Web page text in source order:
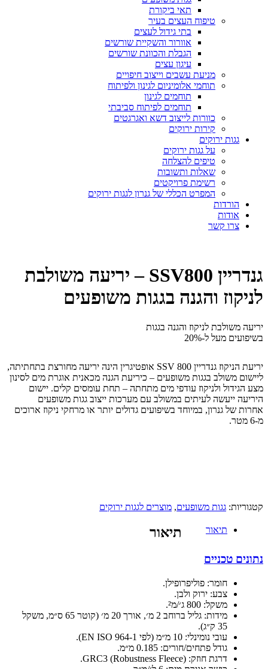
תאי ביקורת
טיפוח העצים בעיר
בתי גידול לעצים
אוורור והשקיית שורשים
הגבלת והכוונת שורשים
עיגון עצים
מניעת עשבים וייצוב חיפויים
תוחמי אלומיניום לגינון ולפיתוח
תוחמים לגינון
תוחמים לפיתוח סביבתי
כוורות לייצוב דשא ואגרגטים
קירות ירוקים
גגות ירוקים
על גגות ירוקים
טיפים להצלחה
שאלות ותשובות
רשימת פרויקטים
המפרט הכללי של גנרון לגגות ירוקים
הורדות
אודות
צרו קשר
גנדריין SSV800 – יריעה משולבת
לניקוז והגנה בגגות משופעים
יריעה משולבת לניקוז והגנה בגגות
בשיפועים מעל ל-20%
יריעת הניקוז גנדריין SSV 800 אופטיגרין הינה יריעה מחורצת בתחתיתה,
ליישום משולב בגגות משופעים – כיריעת הגנה מכאנית אוגרת מים לסינון
מצע הגידול ולניקוז עודפי מים מתחתה – תחת עומסים קלים. יישום
היריעה ייעשה לעיתים במשולב עם מערכות ייצוב גגות משופעים
אחרות של גנרון, במיוחד בשיפועים גדולים יותר או מרחקי ניקוז ארוכים
מ-6 מטר.
קטגוריות: גגות משופעים, מוצרים לגגות ירוקים
תיאור תיאור
נתונים טכניים
חומר: פוליפרופילן.
צבע: ירוק ולבן.
משקל: 800 ג׳/מ².
מידות: גליל ברוחב 2 מ׳, אורך 20 מ׳ (קוטר 65 ס״מ, משקל
35 ק״ג).
עובי נומינלי: 10 מ״מ (לפי EN ISO 964-1).
גודל פתחים/חורים: 0.185 מ״מ.
דרגת חוזק: GRC3 (Robustness Fleece).